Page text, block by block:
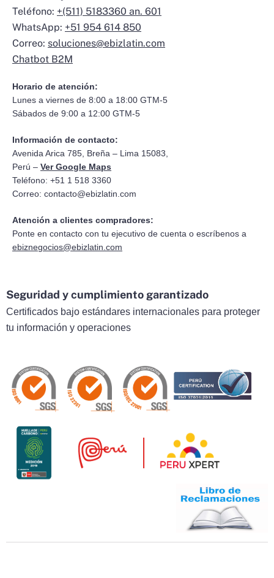
Teléfono: +(511) 5183360 an. 601
WhatsApp: +51 954 614 850
Correo: soluciones@ebizlatin.com
Chatbot B2M
Horario de atención:
Lunes a viernes de 8:00 a 18:00 GTM-5
Sábados de 9:00 a 12:00 GTM-5
Información de contacto:
Avenida Arica 785, Breña – Lima 15083,
Perú – Ver Google Maps
Teléfono: +51 1 518 3360
Correo: contacto@ebizlatin.com
Atención a clientes compradores:
Ponte en contacto con tu ejecutivo de cuenta o escríbenos a
ebiznegocios@ebizlatin.com
Seguridad y cumplimiento garantizado
Certificados bajo estándares internacionales para proteger
tu información y operaciones